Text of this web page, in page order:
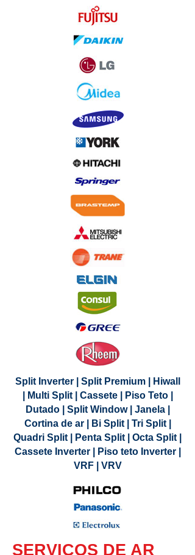
Split Inverter | Split Premium | Hiwall
| Multi Split | Cassete | Piso Teto |
Dutado | Split Window | Janela |
Cortina de ar | Bi Split | Tri Split |
Quadri Split | Penta Split | Octa Split |
Cassete Inverter | Piso teto Inverter |
VRF | VRV
SERVIÇOS DE AR